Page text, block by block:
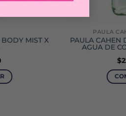
MIST X
PAULA
PAULA CAHEN
AGUA DE
$